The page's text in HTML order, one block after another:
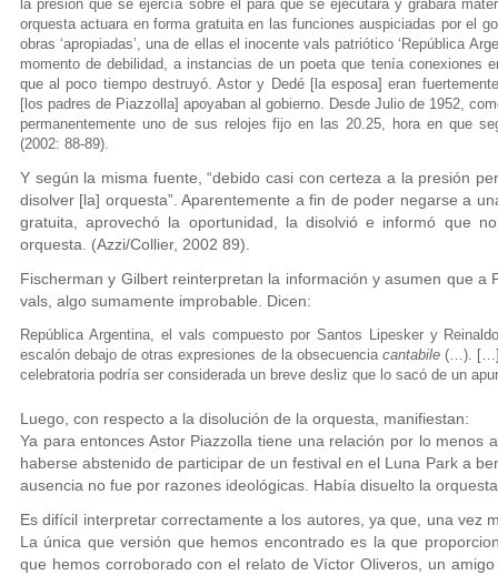
la presión que se ejercía sobre él para que se ejecutara y grabara
orquesta actuara en forma gratuita en las funciones auspiciadas por el
obras ‘apropiadas’, una de ellas el inocente vals patriótico ‘República
momento de debilidad, a instancias de un poeta que tenía conexiones
que al poco tiempo destruyó. Astor y Dedé [la esposa] eran
[los padres de Piazzolla] apoyaban al gobierno. Desde Julio de 1952,
permanentemente uno de sus relojes fijo en las 20.25, hora en que
(2002: 88-89).
Y según la misma fuente, “debido casi con certeza a la presión
disolver [la] orquesta”. Aparentemente a fin de poder negarse a
gratuita, aprovechó la oportunidad, la disolvió e informó que
orquesta. (Azzi/Collier, 2002 89).
Fischerman y Gilbert reinterpretan la información y asumen que a
vals, algo sumamente improbable. Dicen:
República Argentina, el vals compuesto por Santos Lipesker y
escalón debajo de otras expresiones de la obsecuencia cantabile(…). […]
celebratoria podría ser considerada un breve desliz que lo sacó de un
Luego, con respecto a la disolución de la orquesta, manifiestan:
Ya para entonces Astor Piazzolla tiene una relación por lo menos
haberse abstenido de participar de un festival en el Luna Park a
ausencia no fue por razones ideológicas. Había disuelto la
Es difícil interpretar correctamente a los autores, ya que, una vez
La única que versión que hemos encontrado es la que
que hemos corroborado con el relato de Víctor Oliveros, un